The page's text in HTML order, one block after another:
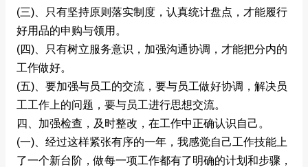
(三)、只有坚持原则落实制度，认真统计盘点，才能履行
好用品的申购与领用。
(四)、只有树立服务意识，加强沟通协调，才能把分内的
工作做好。
(五)、要加强与员工的交流，要与员工做好协调，解决员
工工作上的问题，要与员工进行思想交流。
四、加强检查，及时整改，在工作中正确认识自己。
(一)、经过这样紧张有序的一年，我感觉自己工作技能上
了一个新台阶，做每一项工作都有了明确的计划和步骤，